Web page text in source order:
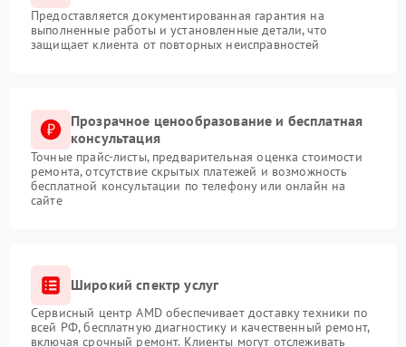
Предоставляется документированная гарантия на
выполненные работы и установленные детали, что
защищает клиента от повторных неисправностей
Прозрачное ценообразование и бесплатная
консультация
Точные прайс-листы, предварительная оценка стоимости
ремонта, отсутствие скрытых платежей и возможность
бесплатной консультации по телефону или онлайн на
сайте
Широкий спектр услуг
Сервисный центр AMD обеспечивает доставку техники по
всей РФ, бесплатную диагностику и качественный ремонт,
включая срочный ремонт. Клиенты могут отслеживать